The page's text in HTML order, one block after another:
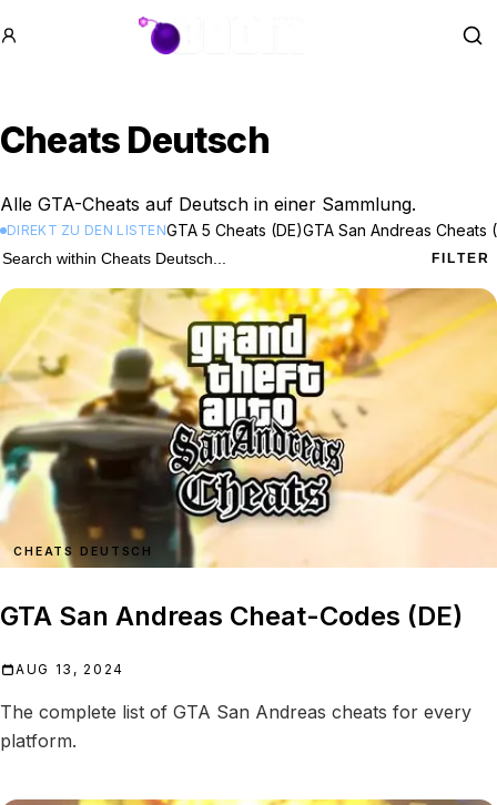
GTA BOOM
Cheats Deutsch
Alle GTA-Cheats auf Deutsch in einer Sammlung.
DIREKT ZU DEN LISTENGTA 5 Cheats (DE)GTA San Andreas Cheats
5 Cheats Deutsch results
Search withinCheats Deutsch FILTER
CHEATS DEUTSCH
GTA San Andreas Cheat-Codes (DE)
AUG 13, 2024
The complete list of GTA San Andreas cheats for every
platform.